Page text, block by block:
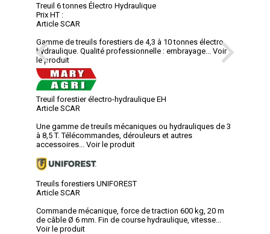
Treuil 6 tonnes Électro Hydraulique
Prix HT :
Article SCAR
Gamme de treuils forestiers de 4,3 à 10 tonnes électro
hydraulique. Qualité professionnelle : embrayage...
Voir
le produit
Treuil forestier électro-hydraulique EH
Article SCAR
Une gamme de treuils mécaniques ou hydrauliques de 3
à 8,5 T. Télécommandes, dérouleurs et autres
accessoires...
Voir le produit
Treuils forestiers UNIFOREST
Article SCAR
Commande mécanique, force de traction 600 kg, 20 m
de câble Ø 6 mm. Fin de course hydraulique, vitesse...
Voir le produit